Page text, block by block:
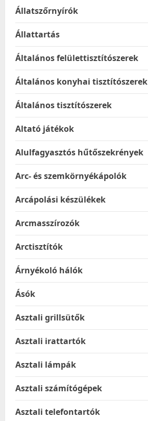
Állatszőrnyírók
Állattartás
Általános felülettisztítószerek
Általános konyhai tisztítószerek
Általános tisztítószerek
Altató játékok
Alulfagyasztós hűtőszekrények
Arc- és szemkörnyékápolók
Arcápolási készülékek
Arcmasszírozók
Arctisztítók
Árnyékoló hálók
Ásók
Asztali grillsütők
Asztali irattartók
Asztali lámpák
Asztali számítógépek
Asztali telefontartók